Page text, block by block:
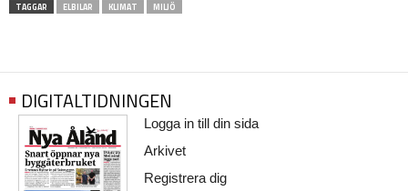
TAGGAR ELBILAR KLIMAT MILJÖ
DIGITALTIDNINGEN
Logga in till din sida
Arkivet
Registrera dig